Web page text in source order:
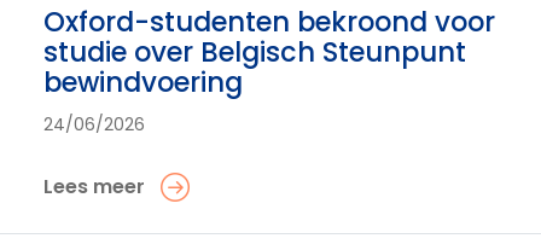
Oxford-studenten bekroond voor
studie over Belgisch Steunpunt
bewindvoering
24/06/2026
Lees meer